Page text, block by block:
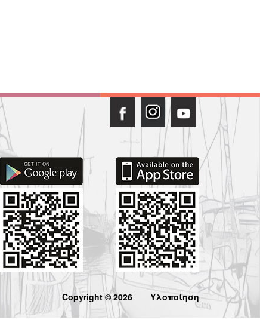
Copyright © 2026 Υλοποίηση